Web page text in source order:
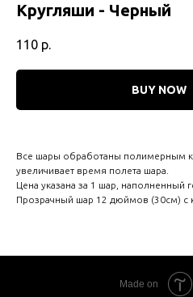
Кругляши - Черный
110 р.
BUY NOW
Все шары обработаны полимерным
увеличивает время полета шара.
Цена указана за 1 шар, наполненный
Прозрачный шар 12 дюймов (30см) с
Made on